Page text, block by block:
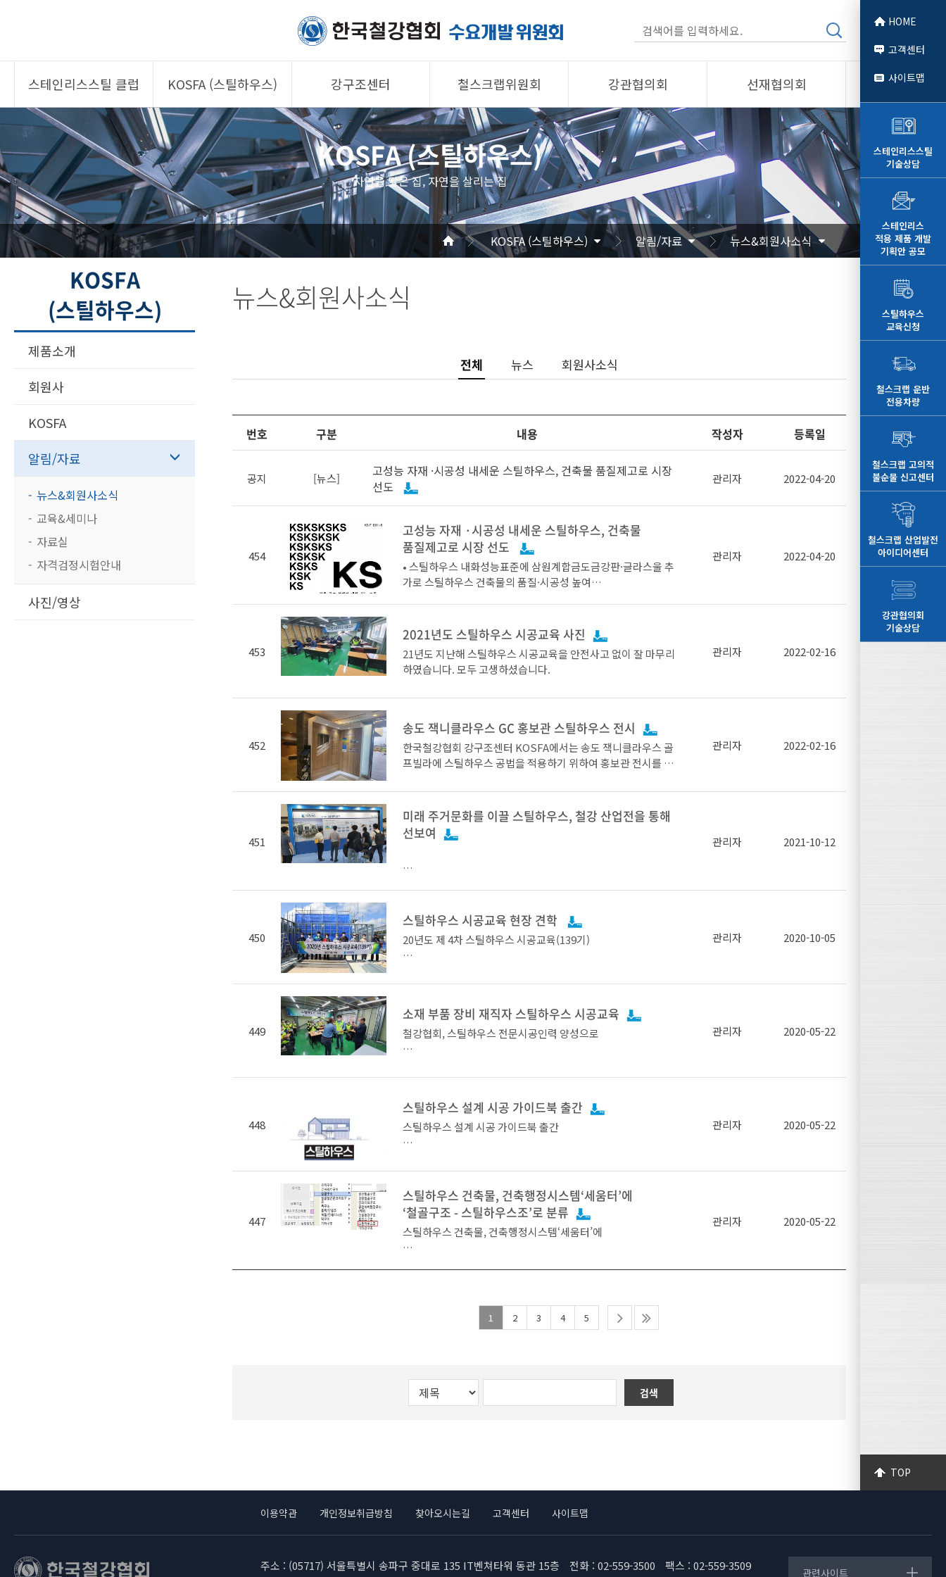
스테인리스스틸 클럽
제품소개
회원사
클럽 소개
정보/자문
사진/영상
제품 기획안 상시
공모
KOSFA (스틸하우스)
제품소개
회원사
KOSFA
알림/자료
사진/영상
강구조센터
제품소개
회원사
강구조센터
알림/자료
사진/영상
철스크랩위원회
제품소개
회원사
철스크랩위원회
알림/자료
사진/영상
강관협의회
제품 소개
회원사
협의회 소개
공지/자료
기술자문
사진/영상
선재협의회
회원사
선재협의회
알림/자료
사진/영상
KOSFA (스틸하우스)
자연을 닮은 집, 자연을 살리는 집
KOSFA (스틸하우스) 알림/자료 뉴스&회원사소식
KOSFA
(스틸하우스)
제품소개
회원사
KOSFA
알림/자료
뉴스&회원사소식
교육&세미나
자료실
자격검정시험안내
사진/영상
뉴스&회원사소식
전체 뉴스 회원사소식
번호 구분 내용 작성자 등록일
공지 [뉴스]
고성능 자재 ·시공성 내세운 스틸하우스, 건축물 품질제고로 시장
선도
관리자 2022-04-20
454
고성능 자재 ·시공성 내세운 스틸하우스, 건축물
품질제고로 시장 선도
• 스틸하우스 내화성능표준에 삼원계합금도금강판·글라스울 추
가로 스틸하우스 건축물의 품질·시공성 높여
한국철강협회 강구조센터 KOSFA(Korea Steel Framing Allia
nce, 회장 유삼 포스코강건재마케팅실장)는 철강재로 건축물의
뼈대를 세우고 단열·방수·마감 등의 시공과정을 거쳐 건축물을
원 e나라 표준인증 홈페이지에 개정고시 되었다.
해 장기간 녹슬지 않는 스틸자재 적용으로 건축주에게 높은 품질
의 건축물이 제공될 수 있을 것으로 보인다. 또한 글라스울은 시공
성이 좋아 시공사가 스틸하우스를 적용토록 유도하는데 기여할
한국철강협회 관계자는 “건축물 품질에 대한 건축주의 관심이 높
아지는 상황에서, 더 높은 품질의 스틸하우스 자재를 개발·보급함
으로써 자연스럽게 건축주의 스틸하우스 건축을 유도할 수 있을
을 요구하는 현재 시장에서 스틸하우스가 경쟁력을 가지게 될 것”
대를 드러냈다.
한편, 스틸하우스는 미국의 경량목구조 2x4공법에서 유래되었으
강판을 C형태로 가공한 스터드(stud) 부재를 뼈대로 세운 뒤 구
조용 합판, 내·외부 단열재, 마감재 등을 시공하는 방식의 건축물
을 말한다. 스틸하우스는 단독주택, 다세대주택, 공공시설물 등
자체의 탁월한 내진 성능 등 많은 장점들을 가지고 있어 미국, 일
뤄지고 있다.
관리자 2022-04-20
453
2021년도 스틸하우스 시공교육 사진
21년도 지난해 스틸하우스 시공교육을 안전사고 없이 잘 마무리
하였습니다. 모두 고생하셨습니다.
관리자 2022-02-16
452
송도 잭니클라우스 GC 홍보관 스틸하우스 전시
한국철강협회 강구조센터 KOSFA에서는 송도 잭니클라우스 골
프빌라에 스틸하우스 공법을 적용하기 위하여 홍보관 전시를 실
관리자 2022-02-16
451
미래 주거문화를 이끌 스틸하우스, 철강 산업전을 통해
선보여
• 벽체, 지붕트러스 등 스테인리스 골조를 전시하여 관람객에 직
접 체험 제공
틸하우스클럽, 회장 김상균)는 오는 10월 6일부터 8일까지 대구
엑스코 동관에서 열리는 국제 철강 및 비철금속 산업전에서 ‘스틸
하우스’를 전시한다.
전시회에서는 스틸하우스의 골조를 그대로 노출하여 방문객들이
직접 소재를 만지고 두드려보며 스틸하우스의 튼튼함을 체험해
볼 수 있으며, 스틸하우스 사진 전시회를 통해서 평소에 꿈꾸던 전
원주택을 관람 할 기회도 마련된다.
스틸하우스는 소재가 90%이상 재활용되어 친환경적이면서도 건
축물 자체의 탁월한 내진 성능 및 높은 단열성능 등 많은 장점들을
가지고 있어 국내에서 좋은 평가를 받아오고 있다.
금증을 해소할 수 있는 시간이 될 것이다”라며 기대를 드러냈다.
최근 친환경 및 건축안전 등에 대한 관심이 증감함에 따라 스틸하
우스는 앞으로 더욱 주목받을 것으로 기대된다. 이러한 이유로 실
제 미국, 일본, 호주, 뉴질랜드 등 선진국에서는 스틸하우스 건축
관리자 2021-10-12
450
스틸하우스 시공교육 현장 견학
20년도 제 4차 스틸하우스 시공교육(139기)
경기 이천 스틸하우스 현장 방문 (합성구조, 1층 철근콘크리트 구
관리자 2020-10-05
449
소재 부품 장비 재직자 스틸하우스 시공교육
철강협회, 스틸하우스 전문시공인력 양성으로
• 소재‧부품‧장비분야 재직자 교육으로 스틸하우스 시공 기술 및
노하우 전파, 지진에 강하고 친환경적인 건축물 확산 유도
• 철강협회, 전용교육센터 운영으로 철강재 기반의 DIY건축 등 맞
춤형 교육 추진
건축사, 시공 현장관리자 등 관계자 22인을 대상으로 스틸하우스
시공교육을 실시했다.
이번 스틸하우스 시공교육은 건축물의 친환경화 및 고성능화에
기여할 수 있는 철강재를 구조부재로 사용하는 스틸하우스의 보
기준에 대한 이론교육과 골조‧설비‧마감재 시공 실습, 건축물의
관리자 2020-05-22
448
스틸하우스 설계 시공 가이드북 출간
스틸하우스 설계 시공 가이드북 출간
공 가이드북 출간했습니다.
서적은 교보문고, 알라딘, 예스24등 시중에서 구입하실 수 있습니
다.
문의 02-559-3562
관리자 2020-05-22
447
스틸하우스 건축물, 건축행정시스템‘세움터’에
‘철골구조 - 스틸하우스조’로 분류
스틸하우스 건축물, 건축행정시스템‘세움터’에
* 세움터는 국토부에서 운영하는 건축행정시스템으로서, 건축,
사 및 건설업 관계자의 건의사항을 즉각 반영하여 세움터에서 건
관리자 2020-05-22
1 2 3 4 5
검색
HOME
고객센터
사이트맵
스테인리스스틸
기술상담
스테인리스
적용 제품 개발
기획안 공모
스틸하우스
교육신청
철스크랩 운반
전용차량
철스크랩 고의적
불순물 신고센터
철스크랩 산업발전
아이디어센터
강관협의회
기술상담
이용약관 개인정보취급방침 찾아오시는길 고객센터 사이트맵
주소 : (05717) 서울특별시 송파구 중대로 135 IT벤쳐타워 동관 15층 전화 : 02-559-3500
팩스 : 02-559-3509
관련사이트
TOP